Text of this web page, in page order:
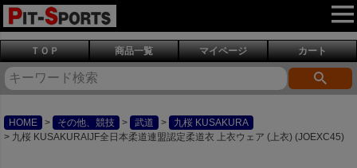
ＴＯＰ 商品一覧 マイページ カート
HOME その他、競技 武道
九桜 KUSAKURA
九桜 KUSAKURAIJF全日本柔道連盟認定柔道衣 上衣ウェア (上衣) (JOEXC45)